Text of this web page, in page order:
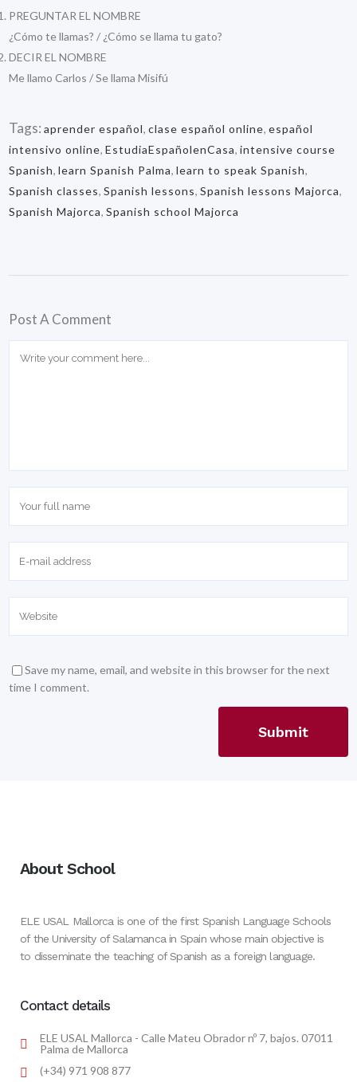
PREGUNTAR EL NOMBRE
¿Cómo te llamas? / ¿Cómo se llama tu gato?
DECIR EL NOMBRE
Me llamo Carlos / Se llama Misifú
Tags: aprender español,clase español online,español
intensivo online,EstudiaEspañolenCasa,intensive course
Spanish,learn Spanish Palma,learn to speak Spanish,
Spanish classes,Spanish lessons,Spanish lessons Majorca,
Spanish Majorca,Spanish school Majorca
Post A Comment
Save my name, email, and website in this browser for the next
time I comment.
About School
ELE USAL Mallorca is one of the first Spanish Language Schools
of the University of Salamanca in Spain whose main objective is
to disseminate the teaching of Spanish as a foreign language.
Contact details
ELE USAL Mallorca - Calle Mateu Obrador nº 7, bajos. 07011
Palma de Mallorca
(+34) 971 908 877